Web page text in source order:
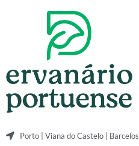
Porto | Viana do Castelo | Barcelos